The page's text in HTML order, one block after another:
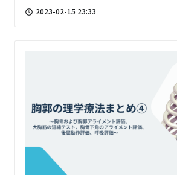
access_time 2023-02-15 23:33